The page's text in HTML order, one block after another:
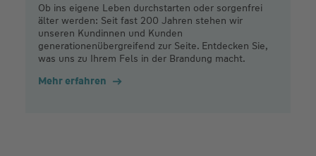
Ob ins eigene Leben durchstarten oder sorgenfrei
älter werden: Seit fast 200 Jahren stehen wir
unseren Kundinnen und Kunden
generationenübergreifend zur Seite. Entdecken Sie,
was uns zu Ihrem Fels in der Brandung macht.
Mehr erfahren